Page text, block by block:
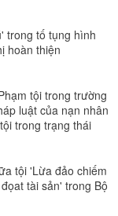
trong tố tụng hình
hoàn thiện
tội trong trường
luật của nạn nhân
trong trạng thái
tội 'Lừa đảo chiếm
tài sản' trong Bộ